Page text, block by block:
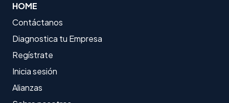
HOME
Contáctanos
Diagnostica tu Empresa
Regístrate
Inicia sesión
Alianzas